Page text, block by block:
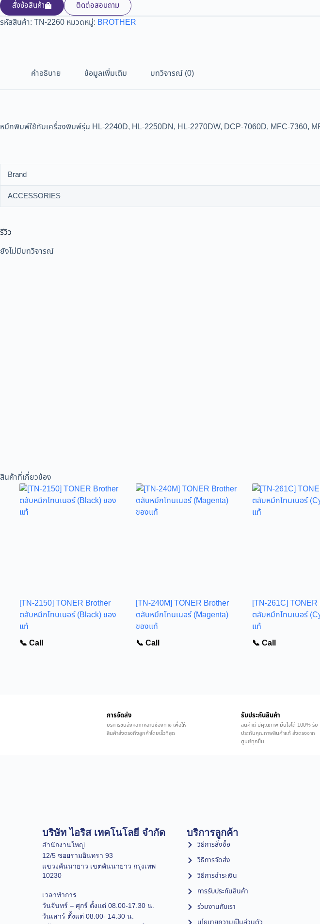
สั่งซ้อสินค้า
ติดต่อสอบถาม
รหัสสินค้า: TN-2260 หมวดหมู่: BROTHER
คำอธิบาย ข้อมูลเพิ่มเติม บทวิจารณ์ (0)
หมึกพิมพ์ใช้กับเครื่องพิมพ์รุ่น HL-2240D, HL-2250DN, HL-2270DW, DCP-7060D, MFC-7360,
Brand
ACCESSORIES
รีวิว
ยังไม่มีบทวิจารณ์
สินค้าที่เกี่ยวข้อง
[TN-2150] TONER Brother
ตลับหมึกโทนเนอร์ (Black) ของ
แท้
📞 Call
[TN-240M] TONER Brother
ตลับหมึกโทนเนอร์ (Magenta)
ของแท้
📞 Call
[TN-261C] TONER
ตลับหมึกโทนเนอร์
แท้
📞 Call
การจัดส่ง
บริการขนส่งหลากหลายช่องทาง เพื่อให้
สินค้าส่งตรงถึงลูกค้าโดยเร็วที่สุด
รับประกันสินค้า
สินค้าดี มีคุณภาพ มั่นใจได้ 100% รับ
ประกันคุณภาพสินค้าแท้ ส่งตรงจาก
ศูนย์ทุกชิ้น
บริษัท ไอริส เทคโนโลยี จำกัด
สำนักงานใหญ่
12/5 ซอยรามอินทรา 93
แขวงคันนายาว เขตคันนายาว กรุงเทพ
10230
เวลาทำการ
วันจันทร์ – ศุกร์ ตั้งแต่ 08.00-17.30 น.
วันเสาร์ ตั้งแต่ 08.00- 14.30 น.
บริการลูกค้า
วิธีการสั่งซื้อ
วิธีการจัดส่ง
วิธีการชำระเงิน
การรับประกันสินค้า
ร่วมงานกับเรา